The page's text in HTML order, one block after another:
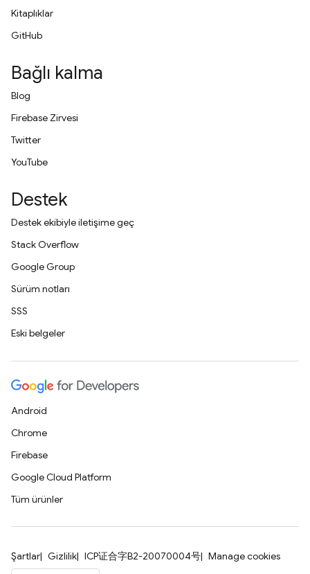
Kitaplıklar
GitHub
Bağlı kalma
Blog
Firebase Zirvesi
Twitter
YouTube
Destek
Destek ekibiyle iletişime geç
Stack Overflow
Google Group
Sürüm notları
SSS
Eski belgeler
Android
Chrome
Firebase
Google Cloud Platform
Tüm ürünler
Şartlar Gizlilik ICP证合字B2-20070004号 Manage cookies